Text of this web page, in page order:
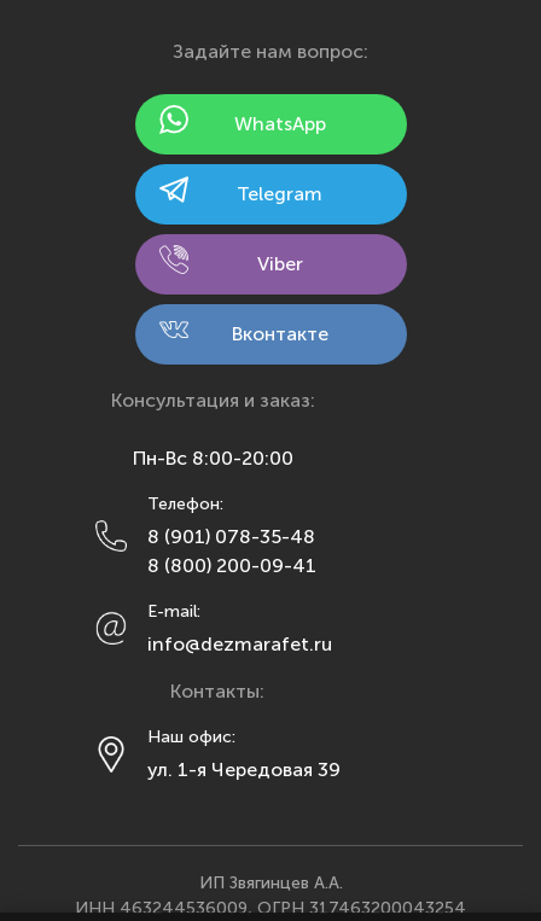
Йошкар-Ола
Калининград
Кемерово
Кострома
Краснодар
Красноярск
Махачкала
Москва
Набережные Челны
Нижний Новгород
Новосибирск
Омск
Пенза
Задайте нам вопрос:
WhatsApp
Telegram
Viber
Вконтакте
Консультация и заказ:
Пн-Вс 8:00-20:00
Телефон:
8 (901) 078-35-48
8 (800) 200-09-41
E-mail:
info@dezmarafet.ru
Контакты:
Наш офис:
ул. 1-я Чередовая 39
ИП Звягинцев А.А.
ИНН 463244536009, ОГРН 317463200043254